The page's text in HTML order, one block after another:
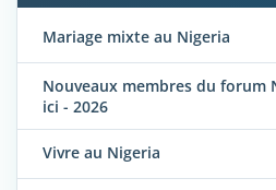
Mariage mixte au Nigeria
Nouveaux membres du forum
ici - 2026
Vivre au Nigeria